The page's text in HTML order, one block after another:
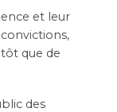
et leur
que de
des